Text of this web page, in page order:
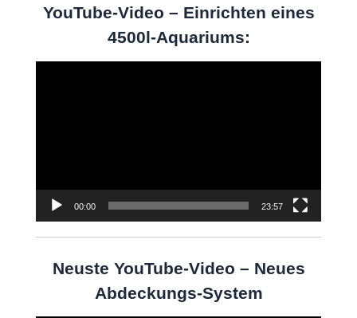
YouTube-Video – Einrichten eines
4500l-Aquariums:
00:00 23:57
Neuste YouTube-Video – Neues
Abdeckungs-System